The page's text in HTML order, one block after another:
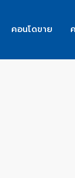
คอนโดขาย